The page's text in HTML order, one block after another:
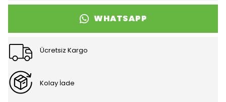
WHATSAPP
Ücretsiz Kargo
Kolay İade